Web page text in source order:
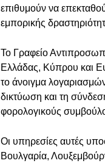
επιθυμούν να
εμπορικής
Το Γραφείο
Ελλάδας, Κύπρου και
το άνοιγμα
δικτύωση και τη
φορολογικούς
Οι υπηρεσίες αυτές
Βουλγαρία,